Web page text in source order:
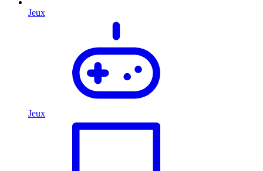
Jeux
Jeux